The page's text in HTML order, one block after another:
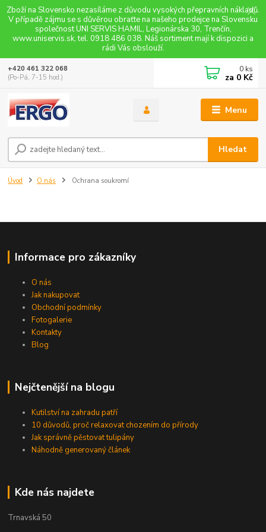
Zboží na Slovensko nezasíláme z důvodu vysokých přepravních nákladů.
V případě zájmu se s důvěrou obraťte na našeho prodejce na Slovensku
společnost UNI SERVIS HAMIL, Legionárska 30, Trenčín,
www.uniservis.sk, tel. 0918 486 038. Náš sortiment mají k dispozici a
rádi Vás obslouží.
Menu
Hledat
+420 461 322 068
(Po-Pá, 7-15 hod.)
0 ks
za 0 Kč
Úvod O nás Ochrana soukromí
Informace pro zákazníky
O nás
Jak nakupovat
Obchodní podmínky
Fotogalerie
Kontakty
Blog
Nejčtenější na blogu
Kutilství na zahradu patří
10 důvodů, proč relaxovat chozením do přírody
Jak správně pěstovat tulipány
Náhodně generovaný článek
Kde nás najdete
Trnavská 50